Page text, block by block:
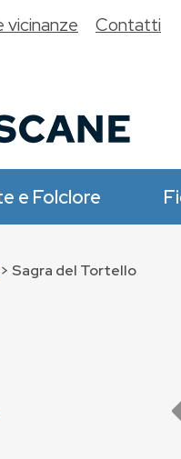
e Folclore
vicinanze Contatti
> Sagra del Tortello